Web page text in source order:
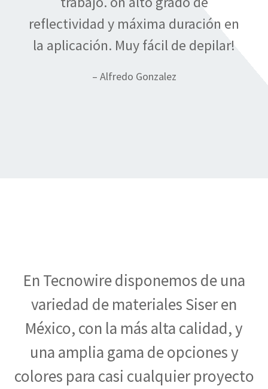
reflectividad y máxima duración en
la aplicación. Muy fácil de depilar!
– Alfredo Gonzalez
En Tecnowire disponemos de una
variedad de materiales Siser en
México, con la más alta calidad, y
una amplia gama de opciones y
colores para casi cualquier proyecto